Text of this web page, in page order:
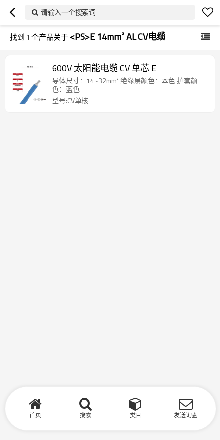
请输入一个搜索词
找到 1 个产品关于<PS>E 14mm² AL CV电缆
600V 太阳能电缆 CV 单芯 E
导体尺寸：14~32mm² 绝缘层颜色：本色 护套颜
色：蓝色
型号:CV单核
首页 搜索 类目 发送询盘